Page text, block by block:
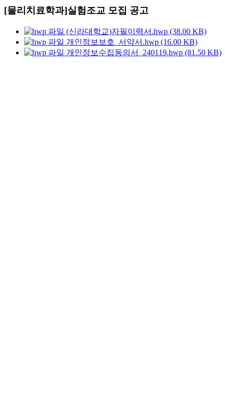
[물리치료학과]실험조교 모집 공고
(신라대학교)자필이력서.hwp (38.00 KB)
개인정보보호_서약서.hwp (16.00 KB)
개인정보수집동의서_240119.hwp (81.50 KB)